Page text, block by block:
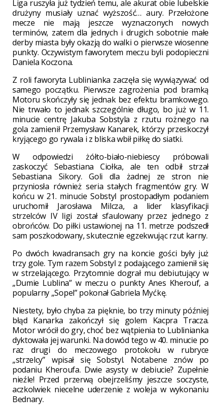
Liga ruszyła już tydzień temu, ale akurat obie lubelskie
drużyny musiały uznać wyższość… aury. Przełożone
mecze nie mają jeszcze wyznaczonych nowych
terminów, zatem dla jednych i drugich sobotnie małe
derby miasta były okazją do walki o pierwsze wiosenne
punkty. Oczywistym faworytem meczu byli podopieczni
Daniela Koczona.
Z roli faworyta Lublinianka zaczęła się wywiązywać od
samego początku. Pierwsze zagrożenia pod bramką
Motoru skończyły się jednak bez efektu bramkowego.
Nie trwało to jednak szczególnie długo, bo już w 11.
minucie centrę Jakuba Sobstyla z rzutu rożnego na
gola zamienił Przemysław Kanarek, którzy przeskoczył
kryjącego go rywala i z bliska wbił piłkę do siatki.
W odpowiedzi żółto-biało-niebiescy próbowali
zaskoczyć Sebastiana Ciołka, ale ten odbił strzał
Sebastiana Sikory. Goli dla żadnej ze stron nie
przyniosła również seria stałych fragmentów gry. W
końcu w 21. minucie Sobstyl prostopadłym podaniem
uruchomił Jarosława Milcza, a lider klasyfikacji
strzelców IV ligi został sfaulowany przez jednego z
obrońców. Do piłki ustawionej na 11. metrze podszedł
sam poszkodowany, skutecznie egzekwując rzut karny.
Po dwóch kwadransach gry na koncie gości były już
trzy gole. Tym razem Sobstyl z podającego zamienił się
w strzelającego. Przytomnie dograł mu debiutujący w
„Dumie Lublina” w meczu o punkty Anes Kherouf, a
popularny „Sopel” pokonał Gabriela Myćkę.
Niestety, było chyba za pięknie, bo trzy minuty później
błąd Kanarka zakończył się golem Kacpra Tracza.
Motor wrócił do gry, choć bez wątpienia to Lublinianka
dyktowała jej warunki. Na dowód tego w 40. minucie po
raz drugi do meczowego protokołu w rubryce
„strzelcy” wpisał się Sobstyl. Notabene znów po
podaniu Kheroufa. Dwie asysty w debiucie? Zupełnie
nieźle! Przed przerwą obejrzeliśmy jeszcze soczyste,
aczkolwiek niecelne uderzenie z woleja w wykonaniu
Bednary.